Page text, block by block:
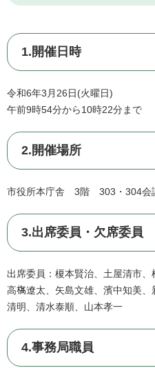
1.開催日時
令和6年3月26日(火曜日)
午前9時54分から10時22分まで
2.開催場所
市役所本庁舎 3階 303・304会
3.出席委員・欠席委員
出席委員：榎本賢治、土屋清市、
高𣘺遼太、矢島文雄、濱中知美
清明、清水泰順、山本孝一
4.事務局職員